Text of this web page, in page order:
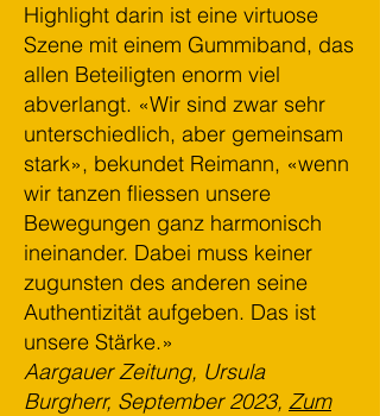
Highlight darin ist eine virtuose
Szene mit einem Gummiband, das
allen Beteiligten enorm viel
abverlangt. «Wir sind zwar sehr
unterschiedlich, aber gemeinsam
stark», bekundet Reimann, «wenn
wir tanzen fliessen unsere
Bewegungen ganz harmonisch
ineinander. Dabei muss keiner
zugunsten des anderen seine
Authentizität aufgeben. Das ist
unsere Stärke.»
Aargauer Zeitung, Ursula
Burgherr, September 2023, Zum